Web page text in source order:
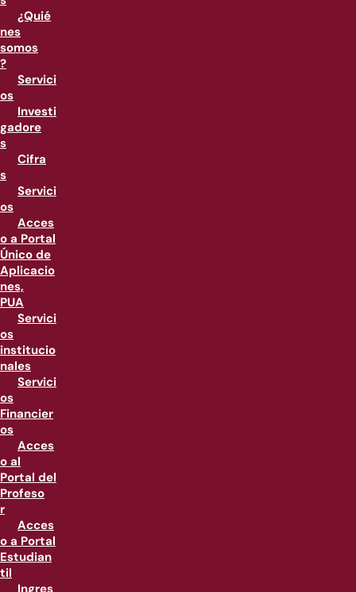
¿Quié
nes
somos
?
Servici
os
Investi
gadore
s
Cifra
s
Servici
os
Acces
o a Portal
Único de
Aplicacio
nes,
PUA
Servici
os
institucio
nales
Servici
os
Financier
os
Acces
o al
Portal del
Profeso
r
Acces
o a Portal
Estudian
til
Ingres